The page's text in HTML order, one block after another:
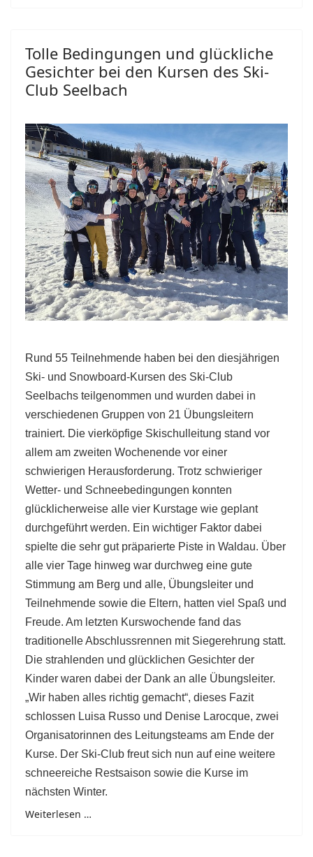
Tolle Bedingungen und glückliche
Gesichter bei den Kursen des Ski-
Club Seelbach
Rund 55 Teilnehmende haben bei den diesjährigen
Ski- und Snowboard-Kursen des Ski-Club
Seelbachs teilgenommen und wurden dabei in
verschiedenen Gruppen von 21 Übungsleitern
trainiert. Die vierköpfige Skischulleitung stand vor
allem am zweiten Wochenende vor einer
schwierigen Herausforderung. Trotz schwieriger
Wetter- und Schneebedingungen konnten
glücklicherweise alle vier Kurstage wie geplant
durchgeführt werden. Ein wichtiger Faktor dabei
spielte die sehr gut präparierte Piste in Waldau. Über
alle vier Tage hinweg war durchweg eine gute
Stimmung am Berg und alle, Übungsleiter und
Teilnehmende sowie die Eltern, hatten viel Spaß und
Freude. Am letzten Kurswochende fand das
traditionelle Abschlussrennen mit Siegerehrung statt.
Die strahlenden und glücklichen Gesichter der
Kinder waren dabei der Dank an alle Übungsleiter.
„Wir haben alles richtig gemacht“, dieses Fazit
schlossen Luisa Russo und Denise Larocque, zwei
Organisatorinnen des Leitungsteams am Ende der
Kurse. Der Ski-Club freut sich nun auf eine weitere
schneereiche Restsaison sowie die Kurse im
nächsten Winter.
Weiterlesen …